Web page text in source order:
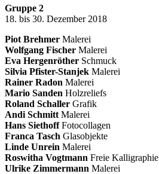
Gruppe 2
18. bis 30. Dezember 2018
Piot Brehmer Malerei
Wolfgang Fischer Malerei
Eva Hergenröther Schmuck
Silvia Pfister-Stanjek Malerei
Rainer Radon Malerei
Mario Sanden Holzreliefs
Roland Schaller Grafik
Andi Schmitt Malerei
Hans SiethoffFotocollagen
Franca Tasch Glasobjekte
Linde Unrein Malerei
Roswitha Vogtmann Freie Kalligraphie
Ulrike Zimmermann Malerei